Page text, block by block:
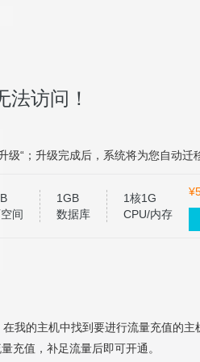
访问！
“；升级完成后，系统将为您自动迁
间
1GB
数据库
1核1G
CPU/内存
在我的主机中找到要进行流量充值的主
充值，补足流量后即可开通。